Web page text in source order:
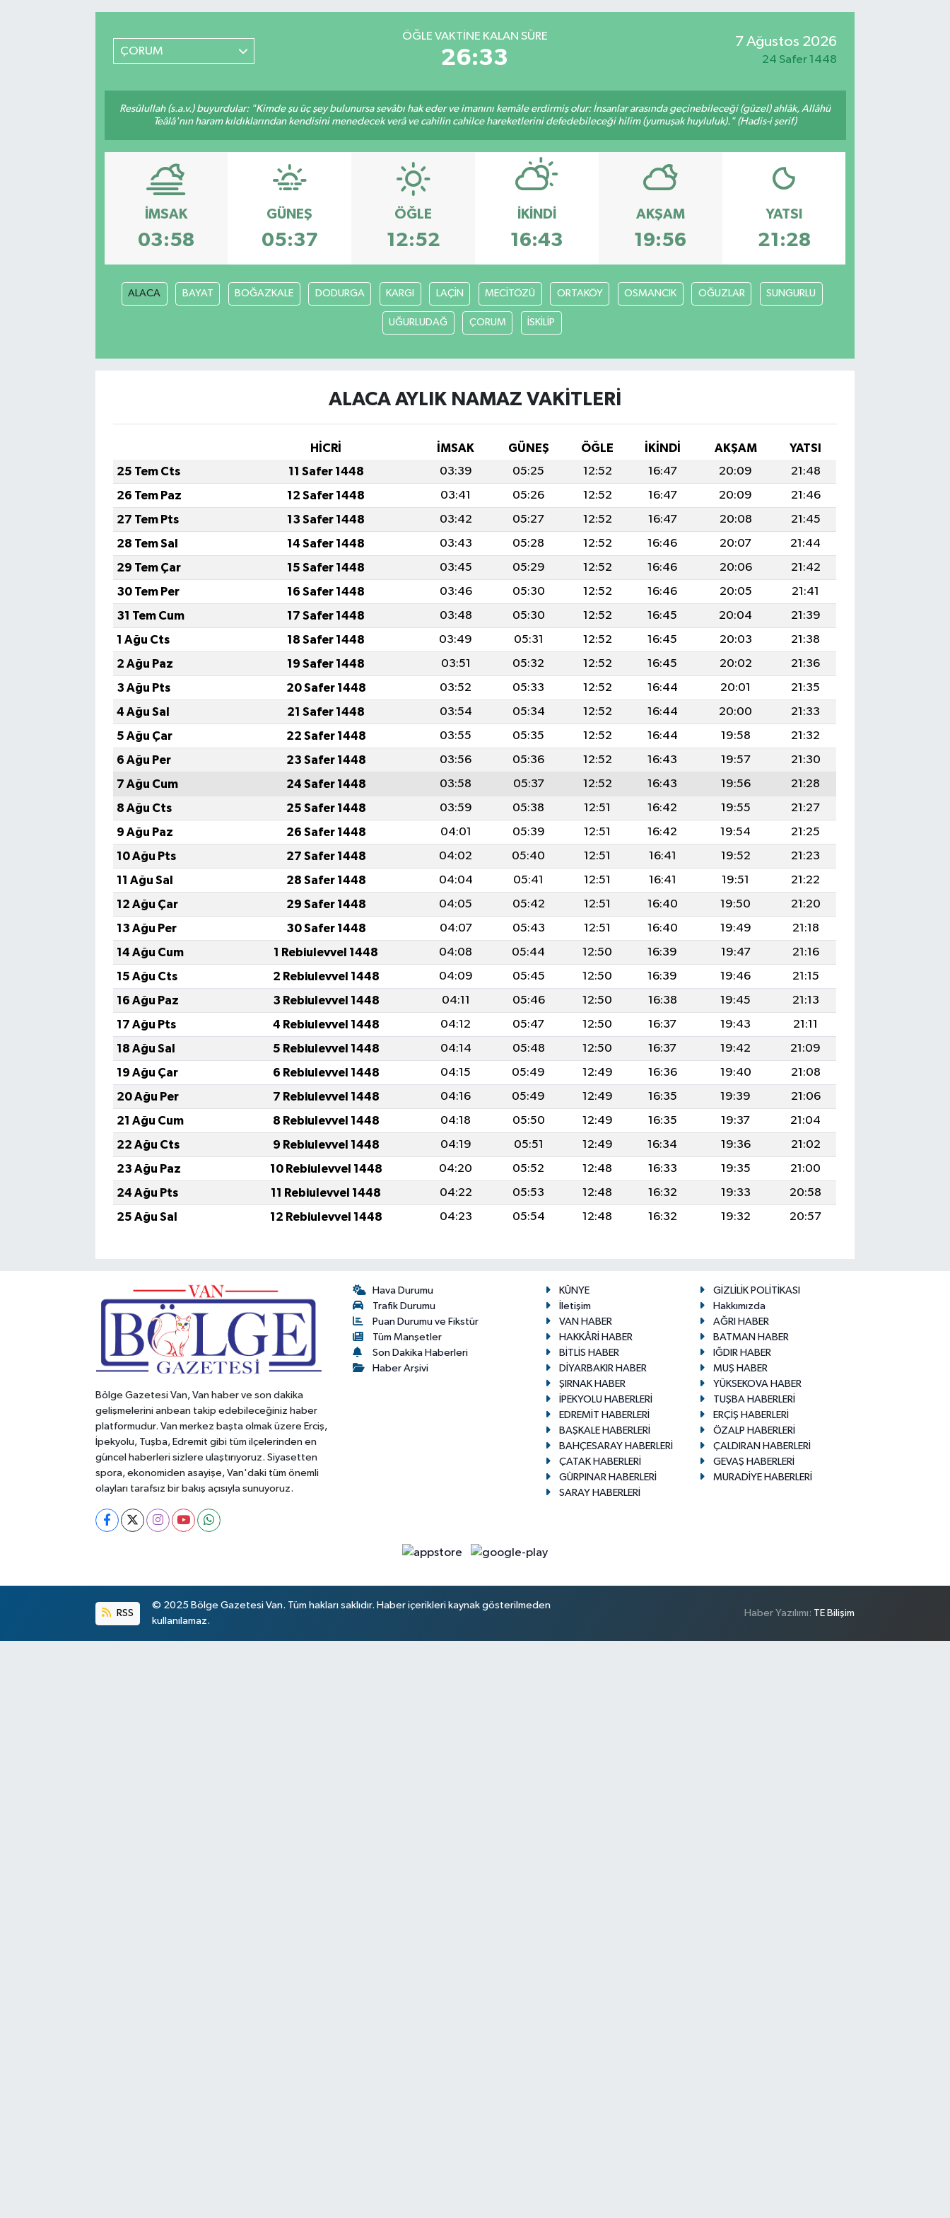
ÇORUM
ÖĞLE VAKTINE KALAN SÜRE
26:32
7 Ağustos 2026
24 Safer 1448
Resûlullah (s.a.v.) buyurdular: "Kimde şu üç şey bulunursa sevâbı hak eder ve imanını kemâle erdirmiş olur: İnsanlar arasında geçinebileceği (güzel) ahlâk, Allâhü
Teâlâ'nın haram kıldıklarından kendisini menedecek verâ ve cahilin cahilce hareketlerini defedebileceği hilim (yumuşak huyluluk)." (Hadis-i şerif)
İMSAK
03:58
GÜNEŞ
05:37
ÖĞLE
12:52
İKINDI
16:43
AKŞAM
19:56
YATSI
21:28
ALACA BAYAT BOĞAZKALE DODURGA KARGI LAÇİN MECİTÖZÜ ORTAKÖY OSMANCIK OĞUZLAR SUNGURLU
UĞURLUDAĞ ÇORUM İSKİLİP
ALACA AYLIK NAMAZ VAKITLERI
HİCRİ İMSAK GÜNEŞ ÖĞLE İKINDI AKŞAM
YATSI
25 Tem Cts
11 Safer 1448 03:39 05:25 12:52 16:47 20:09
21:48
26 Tem Paz
12 Safer 1448 03:41 05:26 12:52 16:47 20:09
21:46
27 Tem Pts
13 Safer 1448 03:42 05:27 12:52 16:47 20:08
21:45
28 Tem Sal
14 Safer 1448 03:43 05:28 12:52 16:46 20:07
21:44
29 Tem Çar
15 Safer 1448 03:45 05:29 12:52 16:46 20:06
21:42
30 Tem Per
16 Safer 1448 03:46 05:30 12:52 16:46 20:05
21:41
31 Tem Cum
17 Safer 1448 03:48 05:30 12:52 16:45 20:04
21:39
1 Ağu Cts
18 Safer 1448 03:49 05:31 12:52 16:45 20:03
21:38
2 Ağu Paz
19 Safer 1448 03:51 05:32 12:52 16:45 20:02
21:36
3 Ağu Pts
20 Safer 1448 03:52 05:33 12:52 16:44 20:01
21:35
4 Ağu Sal
21 Safer 1448 03:54 05:34 12:52 16:44 20:00
21:33
5 Ağu Çar
22 Safer 1448 03:55 05:35 12:52 16:44 19:58
21:32
6 Ağu Per
23 Safer 1448 03:56 05:36 12:52 16:43 19:57
21:30
7 Ağu Cum
24 Safer 1448 03:58 05:37 12:52 16:43 19:56
21:28
8 Ağu Cts
25 Safer 1448 03:59 05:38 12:51 16:42 19:55
21:27
9 Ağu Paz
26 Safer 1448 04:01 05:39 12:51 16:42 19:54
21:25
10 Ağu Pts
27 Safer 1448 04:02 05:40 12:51 16:41 19:52
21:23
11 Ağu Sal
28 Safer 1448 04:04 05:41 12:51 16:41 19:51
21:22
12 Ağu Çar
29 Safer 1448 04:05 05:42 12:51 16:40 19:50
21:20
13 Ağu Per
30 Safer 1448 04:07 05:43 12:51 16:40 19:49
21:18
14 Ağu Cum
1 Rebiulevvel 1448 04:08 05:44 12:50 16:39 19:47
21:16
15 Ağu Cts
2 Rebiulevvel 1448 04:09 05:45 12:50 16:39 19:46
21:15
16 Ağu Paz
3 Rebiulevvel 1448 04:11 05:46 12:50 16:38 19:45
21:13
17 Ağu Pts
4 Rebiulevvel 1448 04:12 05:47 12:50 16:37 19:43
21:11
18 Ağu Sal
5 Rebiulevvel 1448 04:14 05:48 12:50 16:37 19:42
21:09
19 Ağu Çar
6 Rebiulevvel 1448 04:15 05:49 12:49 16:36 19:40
21:08
20 Ağu Per
7 Rebiulevvel 1448 04:16 05:49 12:49 16:35 19:39
21:06
21 Ağu Cum
8 Rebiulevvel 1448 04:18 05:50 12:49 16:35 19:37
21:04
22 Ağu Cts
9 Rebiulevvel 1448 04:19 05:51 12:49 16:34 19:36
21:02
23 Ağu Paz
10 Rebiulevvel 1448 04:20 05:52 12:48 16:33 19:35
21:00
24 Ağu Pts
11 Rebiulevvel 1448 04:22 05:53 12:48 16:32 19:33
20:58
25 Ağu Sal
12 Rebiulevvel 1448 04:23 05:54 12:48 16:32 19:32 20:57
Bölge Gazetesi Van, Van haber ve son dakika
gelişmelerini anbean takip edebileceğiniz haber
platformudur. Van merkez başta olmak üzere Erciş,
İpekyolu, Tuşba, Edremit gibi tüm ilçelerinden en
güncel haberleri sizlere ulaştırıyoruz. Siyasetten
spora, ekonomiden asayişe, Van'daki tüm önemli
olayları tarafsız bir bakış açısıyla sunuyoruz.
Hava Durumu
Trafik Durumu
Puan Durumu ve Fikstür
Tüm Manşetler
Son Dakika Haberleri
Haber Arşivi
KÜNYE
GİZLİLİK POLİTİKASI
İletişim
Hakkımızda
VAN HABER
AĞRI HABER
HAKKÂRİ HABER
BATMAN HABER
BİTLİS HABER
IĞDIR HABER
DİYARBAKIR HABER
MUŞ HABER
ŞIRNAK HABER
YÜKSEKOVA HABER
İPEKYOLU HABERLERİ
TUŞBA HABERLERİ
EDREMİT HABERLERİ
ERÇİŞ HABERLERİ
BAŞKALE HABERLERİ
ÖZALP HABERLERİ
BAHÇESARAY HABERLERİ
ÇALDIRAN HABERLERİ
ÇATAK HABERLERİ
GEVAŞ HABERLERİ
GÜRPINAR HABERLERİ
MURADİYE HABERLERİ
SARAY HABERLERİ
RSS
© 2025 Bölge Gazetesi Van. Tüm hakları saklıdır. Haber içerikleri kaynak gösterilmeden
kullanılamaz.
Haber Yazılımı: TE Bilişim